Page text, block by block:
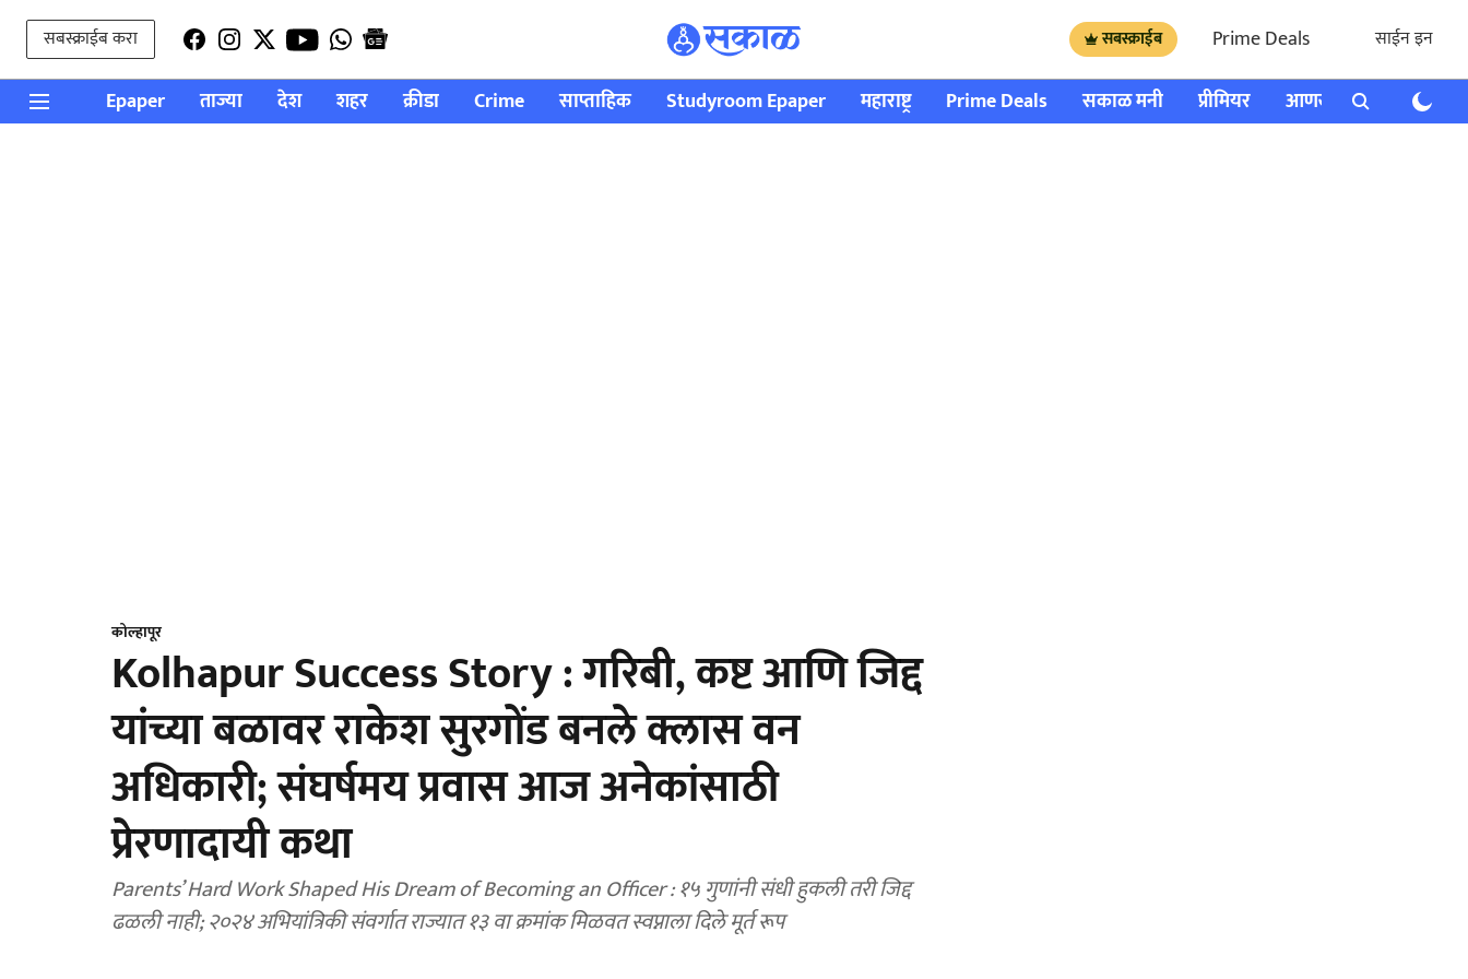
सबस्क्राईब करा सबस्क्राईब Prime Deals साईन इन
Epaper ताज्या देश शहर क्रीडा Crime साप्ताहिक Studyroom Epaper महाराष्ट्र Prime Deals सकाळ मनी प्रीमियर आणखी राशी भविष्य
कोल्हापूर
Kolhapur Success Story : गरिबी, कष्ट आणि जिद्द
यांच्या बळावर राकेश सुरगोंड बनले क्लास वन
अधिकारी; संघर्षमय प्रवास आज अनेकांसाठी
प्रेरणादायी कथा
Parents’ Hard Work Shaped His Dream of Becoming an Officer : १५ गुणांनी संधी हुकली तरी जिद्द
ढळली नाही; २०२४ अभियांत्रिकी संवर्गात राज्यात १३ वा क्रमांक मिळवत स्वप्नाला दिले मूर्त रूप